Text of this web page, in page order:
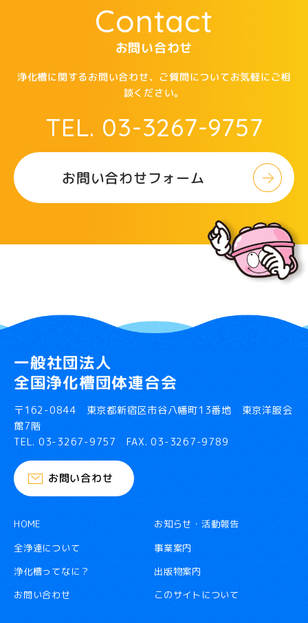
Contact
お問い合わせ
浄化槽に関するお問い合わせ、ご質問についてお気軽にご相
談ください。
TEL. 03-3267-9757
お問い合わせフォーム
一般社団法人
全国浄化槽団体連合会
〒162-0844 東京都新宿区市谷八幡町13番地 東京洋服会
館7階
TEL. 03-3267-9757 FAX. 03-3267-9789
お問い合わせ
HOME
お知らせ・活動報告
全浄連について
事業案内
浄化槽ってなに？
出版物案内
お問い合わせ
このサイトについて